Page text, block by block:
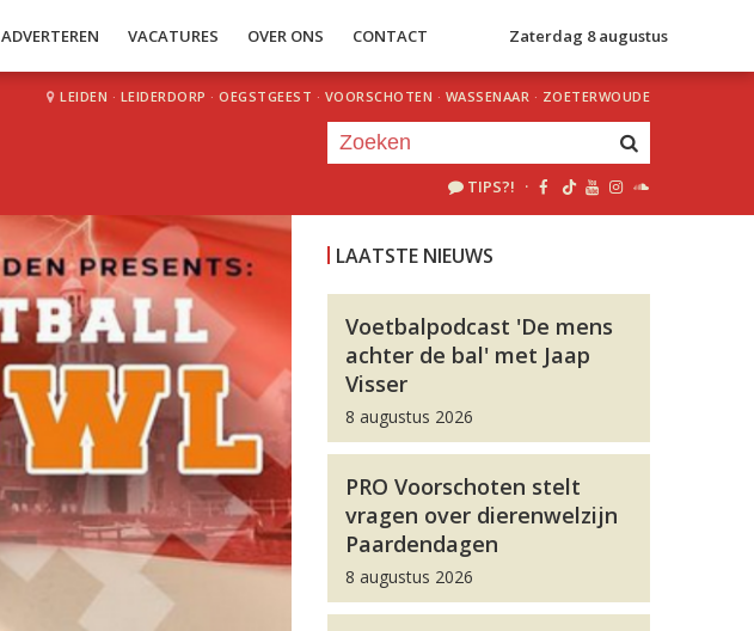
ADVERTEREN VACATURES OVER ONS CONTACT Zaterdag 8 augustus
LEIDEN · LEIDERDORP · OEGSTGEEST · VOORSCHOTEN · WASSENAAR · ZOETERWOUDE
TIPS?! ·
LAATSTE NIEUWS
Voetbalpodcast 'De mens
achter de bal' met Jaap
Visser
8 augustus 2026
PRO Voorschoten stelt
vragen over dierenwelzijn
Paardendagen
8 augustus 2026